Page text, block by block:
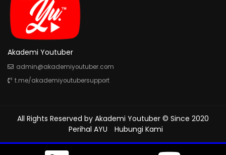
Akademi Youtuber
admin@akademiyoutuber.com
t.me/akademiyoutubersupport
All Rights Reserved by Akademi Youtuber © Since 2020
Perihal AYU
Hubungi Kami